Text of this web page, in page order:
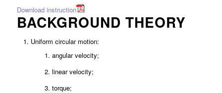
Download instruction
BACKGROUND THEORY
Uniform circular motion:
angular velocity;
linear velocity;
torque;